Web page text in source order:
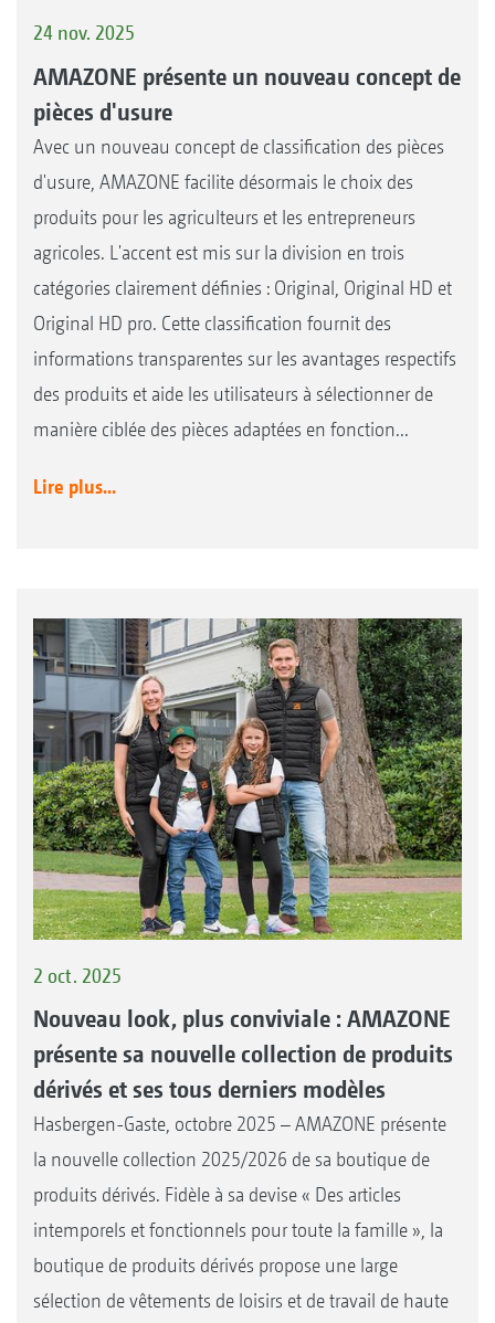
24 nov. 2025
AMAZONE présente un nouveau concept de
pièces d'usure
Avec un nouveau concept de classification des pièces
d'usure, AMAZONE facilite désormais le choix des
produits pour les agriculteurs et les entrepreneurs
agricoles. L'accent est mis sur la division en trois
catégories clairement définies : Original, Original HD et
Original HD pro. Cette classification fournit des
informations transparentes sur les avantages respectifs
des produits et aide les utilisateurs à sélectionner de
manière ciblée des pièces adaptées en fonction...
Lire plus...
2 oct. 2025
Nouveau look, plus conviviale : AMAZONE
présente sa nouvelle collection de produits
dérivés et ses tous derniers modèles
Hasbergen-Gaste, octobre 2025 – AMAZONE présente
la nouvelle collection 2025/2026 de sa boutique de
produits dérivés. Fidèle à sa devise « Des articles
intemporels et fonctionnels pour toute la famille », la
boutique de produits dérivés propose une large
sélection de vêtements de loisirs et de travail de haute